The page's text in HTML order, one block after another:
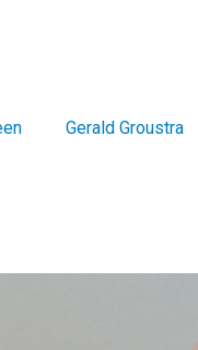
Gerald Groustra